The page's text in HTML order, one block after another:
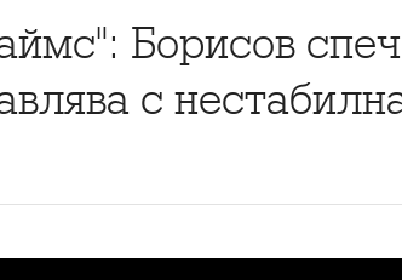
Борисов
с